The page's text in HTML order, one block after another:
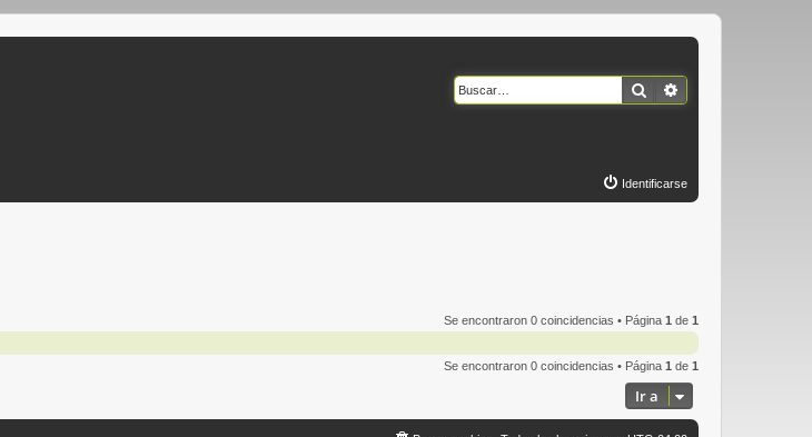
Buscar
Identificarse
Se encontraron 0 coincidencias • Página 1 de 1
Se encontraron 0 coincidencias • Página 1 de 1
Ir a